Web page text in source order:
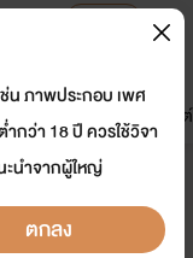
มาใหม่
ดรีมแชท ธัญลิสต์
น ภาพประกอบ เพศ
กว่า 18 ปี ควรใช้วิจา
นำจากผู้ใหญ่
ตกลง